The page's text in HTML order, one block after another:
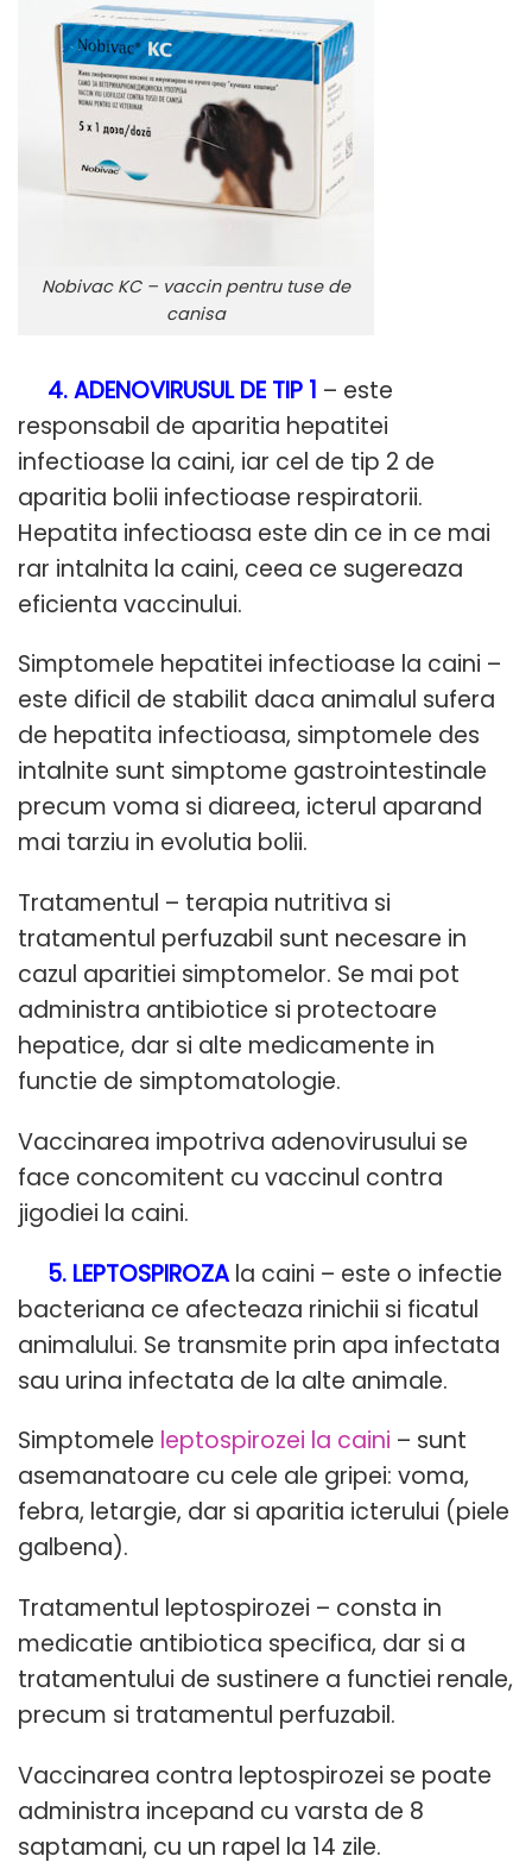
Nobivac KC – vaccin pentru tuse de
canisa
4. ADENOVIRUSUL DE TIP 1 – este
responsabil de aparitia hepatitei
infectioase la caini, iar cel de tip 2 de
aparitia bolii infectioase respiratorii.
Hepatita infectioasa este din ce in ce mai
rar intalnita la caini, ceea ce sugereaza
eficienta vaccinului.
Simptomele hepatitei infectioase la caini –
este dificil de stabilit daca animalul sufera
de hepatita infectioasa, simptomele des
intalnite sunt simptome gastrointestinale
precum voma si diareea, icterul aparand
mai tarziu in evolutia bolii.
Tratamentul – terapia nutritiva si
tratamentul perfuzabil sunt necesare in
cazul aparitiei simptomelor. Se mai pot
administra antibiotice si protectoare
hepatice, dar si alte medicamente in
functie de simptomatologie.
Vaccinarea impotriva adenovirusului se
face concomitent cu vaccinul contra
jigodiei la caini.
5. LEPTOSPIROZA la caini – este o infectie
bacteriana ce afecteaza rinichii si ficatul
animalului. Se transmite prin apa infectata
sau urina infectata de la alte animale.
Simptomele leptospirozei la caini – sunt
asemanatoare cu cele ale gripei: voma,
febra, letargie, dar si aparitia icterului (piele
galbena).
Tratamentul leptospirozei – consta in
medicatie antibiotica specifica, dar si a
tratamentului de sustinere a functiei renale,
precum si tratamentul perfuzabil.
Vaccinarea contra leptospirozei se poate
administra incepand cu varsta de 8
saptamani, cu un rapel la 14 zile.